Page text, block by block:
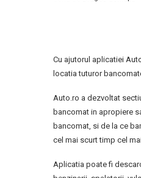
Cu ajutorul aplicatiei
locatia tuturor
Auto.ro a dezvoltat
bancomat in apropiere
bancomat, si de la ce
cel mai scurt timp cel
Aplicatia poate fi